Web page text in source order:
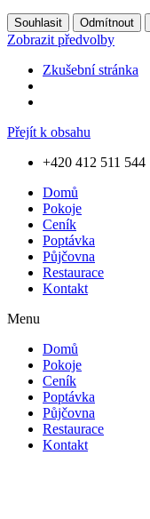
Souhlasit Odmítnout
Zobrazit předvolby
Zkušební stránka
Přejít k obsahu
+420 412 511 544
Domů
Pokoje
Ceník
Poptávka
Půjčovna
Restaurace
Kontakt
Menu
Domů
Pokoje
Ceník
Poptávka
Půjčovna
Restaurace
Kontakt